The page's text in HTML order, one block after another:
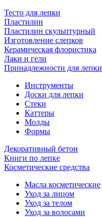
Тесто для лепки
Пластилин
Пластилин скульптурный
Изготовление слепков
Керамическая флористика
Лаки и гели
Принадлежности для лепки
Инструменты
Доски для лепки
Стеки
Каттеры
Молды
Формы
Декоративный бетон
Книги по лепке
Косметические средства
Масла косметические
Уход за лицом
Уход за телом
Уход за волосами